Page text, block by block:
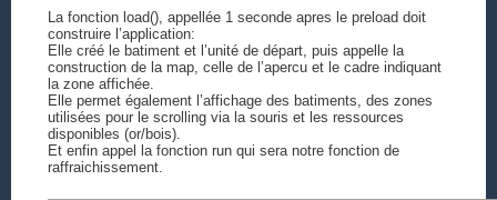
69
70
71
72
73
74
75
76
77
drawLosange : function x ilargeur
this
lineWidth
if (couleur!='#000000'){
this .ctx.lineWidth=2;
this .ctx.beginPath() ;
this .
this. ctx .lineTo(x+(ilargeur
La fonction load(), appellée 1 seconde apres le preload doit
construire l’application:
Elle créé le batiment et l’unité de départ, puis appelle la
construction de la map, celle de l’apercu et le cadre indiquant
la zone affichée.
Elle permet également l’affichage des batiments, des zones
utilisées pour le scrolling via la souris et les ressources
disponibles (or/bois).
Et enfin appel la fonction run qui sera notre fonction de
raffraichissement.